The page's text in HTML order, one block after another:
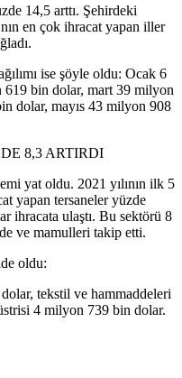
14,5 arttı. Şehirdeki
en çok ihracat yapan iller
ise şöyle oldu: Ocak 6
bin dolar, mart 39 milyon
dolar, mayıs 43 milyon 908
8,3 ARTIRDI
yat oldu. 2021 yılının ilk 5
yapan tersaneler yüzde
ihracata ulaştı. Bu sektörü 8
ve mamulleri takip etti.
oldu:
tekstil ve hammaddeleri
4 milyon 739 bin dolar.